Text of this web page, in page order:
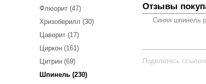
Флюорит (47)
Хризоберилл (30)
Цаворит (17)
Циркон (161)
Цитрин (69)
Шпинель (230)
Отзывы
Синяя шпинель
Поделитесь